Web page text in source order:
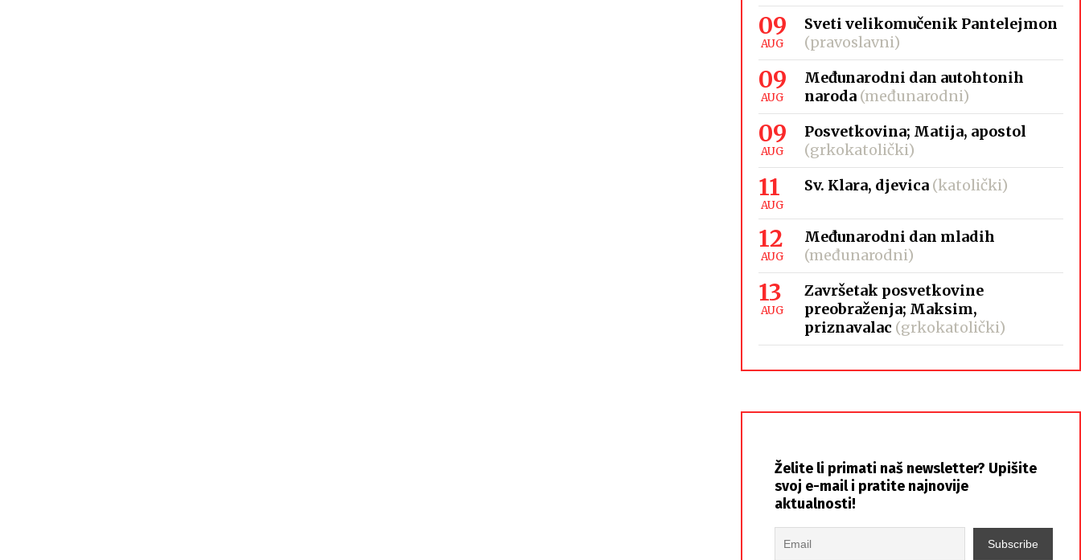
09
AUG
Sveti velikomučenik Pantelejmon
(pravoslavni)
09
AUG
Međunarodni dan autohtonih
naroda (međunarodni)
09
AUG
Posvetkovina; Matija, apostol
(grkokatolički)
11
AUG
Sv. Klara, djevica (katolički)
12
AUG
Međunarodni dan mladih
(međunarodni)
13
AUG
Završetak posvetkovine
preobraženja; Maksim,
priznavalac (grkokatolički)
Želite li primati naš newsletter? Upišite
svoj e-mail i pratite najnovije
aktualnosti!